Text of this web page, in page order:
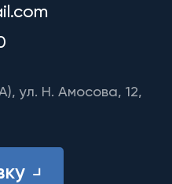
ул. Н. Амосова, 12,